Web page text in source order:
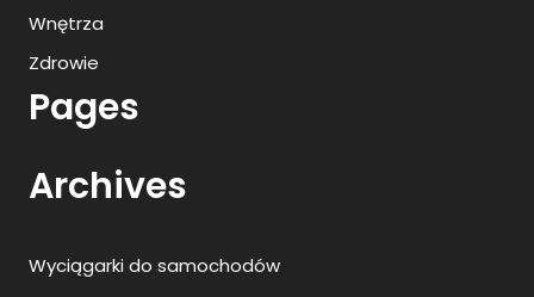
Wnętrza
Zdrowie
Pages
Archives
Wyciągarki do samochodów